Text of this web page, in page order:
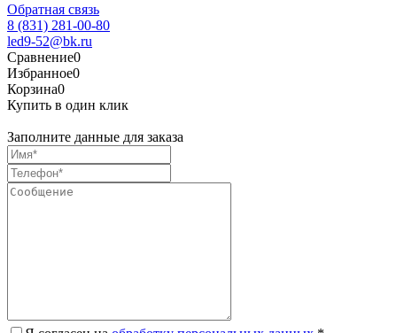
Обратная связь
8 (831) 281-00-80
led9-52@bk.ru
Сравнение0
Избранное0
Корзина0
Купить в один клик
Заполните данные для заказа